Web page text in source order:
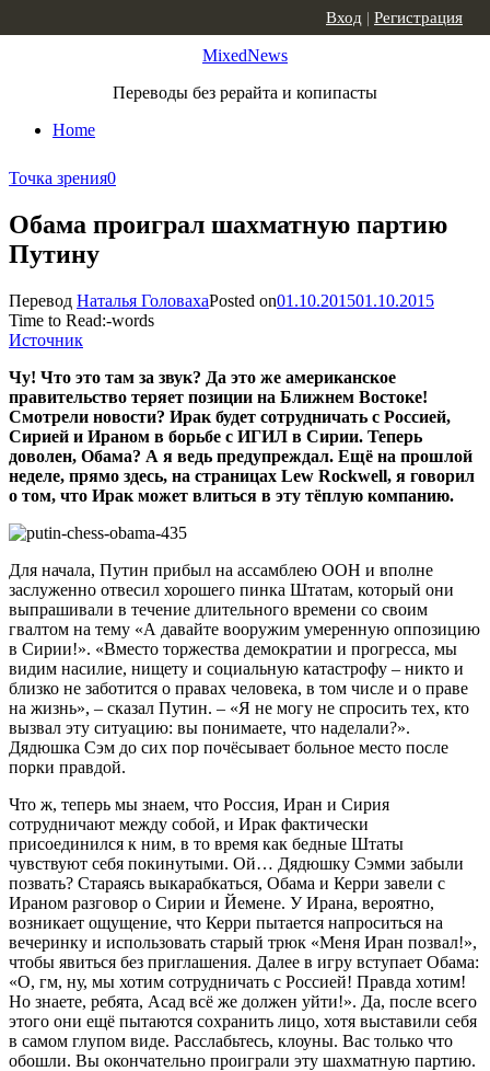
MixedNews
Переводы без рерайта и копипасты
Home
Вход | Регистрация
Точка зрения0
Обама проиграл шахматную партию
Путину
Перевод Наталья ГоловахаPosted on01.10.201501.10.2015
Time to Read:-words
Источник
Чу! Что это там за звук? Да это же американское
правительство теряет позиции на Ближнем Востоке!
Смотрели новости? Ирак будет сотрудничать с Россией,
Сирией и Ираном в борьбе с ИГИЛ в Сирии. Теперь
доволен, Обама? А я ведь предупреждал. Ещё на прошлой
неделе, прямо здесь, на страницах Lew Rockwell, я говорил
о том, что Ирак может влиться в эту тёплую компанию.
Для начала, Путин прибыл на ассамблею ООН и вполне
заслуженно отвесил хорошего пинка Штатам, который они
выпрашивали в течение длительного времени со своим
гвалтом на тему «А давайте вооружим умеренную оппозицию
в Сирии!». «Вместо торжества демократии и прогресса, мы
видим насилие, нищету и социальную катастрофу – никто и
близко не заботится о правах человека, в том числе и о праве
на жизнь», – сказал Путин. – «Я не могу не спросить тех, кто
вызвал эту ситуацию: вы понимаете, что наделали?».
Дядюшка Сэм до сих пор почёсывает больное место после
порки правдой.
Что ж, теперь мы знаем, что Россия, Иран и Сирия
сотрудничают между собой, и Ирак фактически
присоединился к ним, в то время как бедные Штаты
чувствуют себя покинутыми. Ой… Дядюшку Сэмми забыли
позвать? Стараясь выкарабкаться, Обама и Керри завели с
Ираном разговор о Сирии и Йемене. У Ирана, вероятно,
возникает ощущение, что Керри пытается напроситься на
вечеринку и использовать старый трюк «Меня Иран позвал!»,
чтобы явиться без приглашения. Далее в игру вступает Обама:
«О, гм, ну, мы хотим сотрудничать с Россией! Правда хотим!
Но знаете, ребята, Асад всё же должен уйти!». Да, после всего
этого они ещё пытаются сохранить лицо, хотя выставили себя
в самом глупом виде. Расслабьтесь, клоуны. Вас только что
обошли. Вы окончательно проиграли эту шахматную партию.